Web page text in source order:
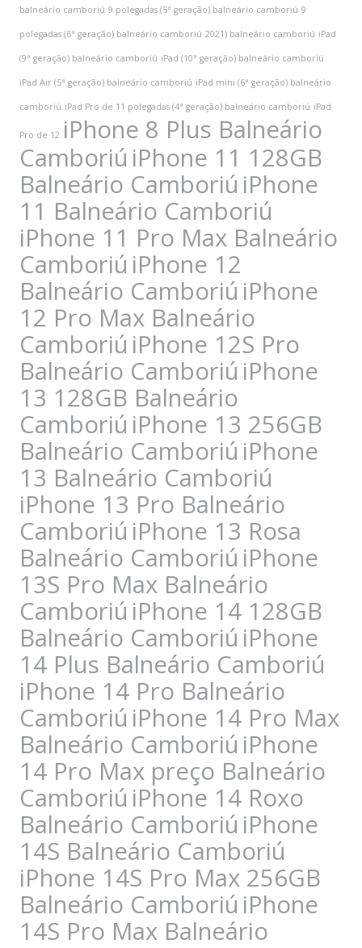
balneário camboriú 9 polegadas (5ª geração) balneário camboriú 9
polegadas (6ª geração) balneário camboriú 2021) balneário camboriú iPad
(9ª geração) balneário camboriú iPad (10ª geração) balneário camboriú
iPad Air (5ª geração) balneário camboriú iPad mini (6ª geração) balneário
camboriú iPad Pro de 11 polegadas (4ª geração) balneário camboriú iPad
Pro de 12 iPhone 8 Plus Balneário
Camboriú iPhone 11 128GB
Balneário Camboriú iPhone
11 Balneário Camboriú
iPhone 11 Pro Max Balneário
Camboriú iPhone 12
Balneário Camboriú iPhone
12 Pro Max Balneário
Camboriú iPhone 12S Pro
Balneário Camboriú iPhone
13 128GB Balneário
Camboriú iPhone 13 256GB
Balneário Camboriú iPhone
13 Balneário Camboriú
iPhone 13 Pro Balneário
Camboriú iPhone 13 Rosa
Balneário Camboriú iPhone
13S Pro Max Balneário
Camboriú iPhone 14 128GB
Balneário Camboriú iPhone
14 Plus Balneário Camboriú
iPhone 14 Pro Balneário
Camboriú iPhone 14 Pro Max
Balneário Camboriú iPhone
14 Pro Max preço Balneário
Camboriú iPhone 14 Roxo
Balneário Camboriú iPhone
14S Balneário Camboriú
iPhone 14S Pro Max 256GB
Balneário Camboriú iPhone
14S Pro Max Balneário